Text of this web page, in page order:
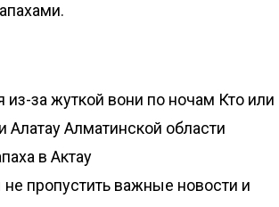
из-за жуткой вони по ночам Кто или
Алатау Алматинской области
в Актау
пропустить важные новости и